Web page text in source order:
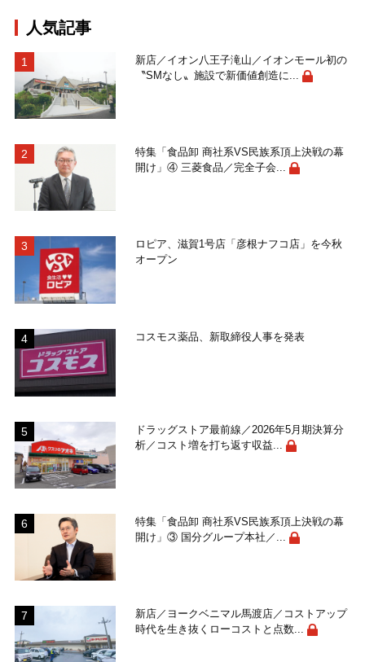
人気記事
新店／イオン八王子滝山／イオンモール初の
〝SMなし〟施設で新価値創造に...
特集「食品卸 商社系VS民族系頂上決戦の幕
開け」④ 三菱食品／完全子会...
ロピア、滋賀1号店「彦根ナフコ店」を今秋
オープン
コスモス薬品、新取締役人事を発表
ドラッグストア最前線／2026年5月期決算分
析／コスト増を打ち返す収益...
特集「食品卸 商社系VS民族系頂上決戦の幕
開け」③ 国分グループ本社／...
新店／ヨークベニマル馬渡店／コストアップ
時代を生き抜くローコストと点数...